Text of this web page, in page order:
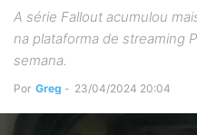
A série Fallout acumulou
na plataforma de streaming
semana.
Por Greg - 23/04/2024 20:04